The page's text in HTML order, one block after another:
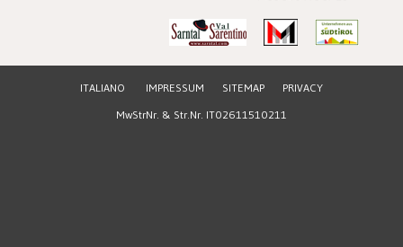
ITALIANO IMPRESSUM SITEMAP
PRIVACY
MwStrNr. & Str.Nr. IT02611510211